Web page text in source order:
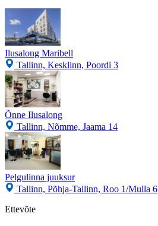
Ilusalong Maribell
Tallinn, Kesklinn, Poordi 3
Õnne Ilusalong
Tallinn, Nõmme, Jaama 14
Pelgulinna juuksur
Tallinn, Põhja-Tallinn, Roo 1/Mulla 6
Ettevõte